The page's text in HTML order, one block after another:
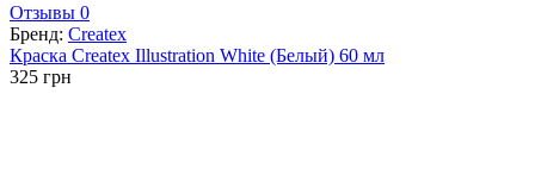
Отзывы 0
Бренд: Createx
Краска Createx Illustration White (Белый) 60 мл
325 грн